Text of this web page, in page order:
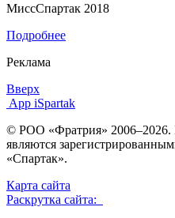
МиссСпартак 2018
Подробнее
Реклама
Вверх
App iSpartak
© РОО «Фратрия» 2006–2026.
являются
«Спартак».
Карта сайта
Раскрутка сайта: